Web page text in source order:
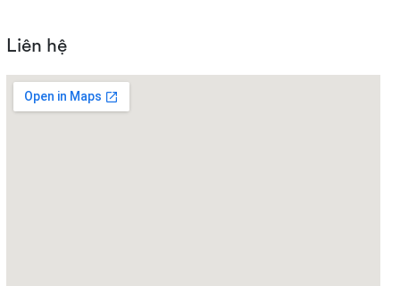
Liên hệ